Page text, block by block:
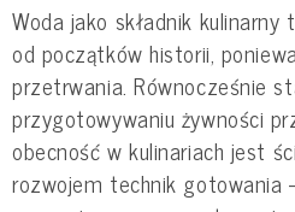
Woda jako składnik
od początków historii,
przetrwania. Równocześnie
przygotowywaniu żywności
obecność w kulinariach jest
rozwojem technik gotowania